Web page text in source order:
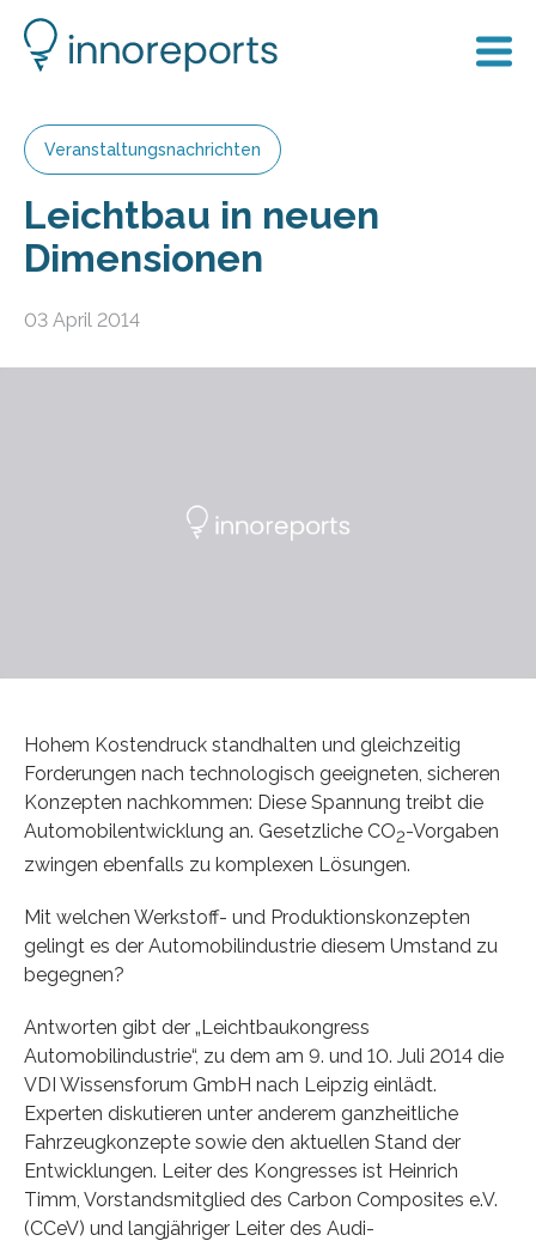
Veranstaltungsnachrichten
Leichtbau in neuen
Dimensionen
03 April 2014
Hohem Kostendruck standhalten und gleichzeitig
Forderungen nach technologisch geeigneten, sicheren
Konzepten nachkommen: Diese Spannung treibt die
Automobilentwicklung an. Gesetzliche CO2-Vorgaben
zwingen ebenfalls zu komplexen Lösungen.
Mit welchen Werkstoff- und Produktionskonzepten
gelingt es der Automobilindustrie diesem Umstand zu
begegnen?
Antworten gibt der „Leichtbaukongress
Automobilindustrie“, zu dem am 9. und 10. Juli 2014 die
VDI Wissensforum GmbH nach Leipzig einlädt.
Experten diskutieren unter anderem ganzheitliche
Fahrzeugkonzepte sowie den aktuellen Stand der
Entwicklungen. Leiter des Kongresses ist Heinrich
Timm, Vorstandsmitglied des Carbon Composites e.V.
(CCeV) und langjähriger Leiter des Audi-